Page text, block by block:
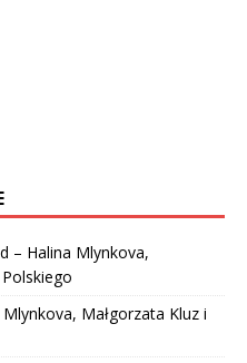
– Halina Mlynkova,
Małgorzata Kluz i